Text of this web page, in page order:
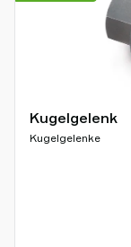
Kugelgelenk
Kugelgelenke